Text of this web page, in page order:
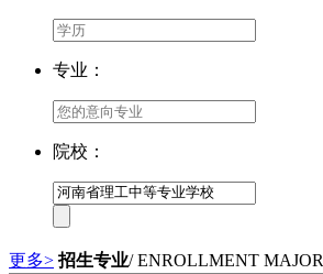
专业：
院校：
更多> 招生专业/ ENROLLMENT MAJOR